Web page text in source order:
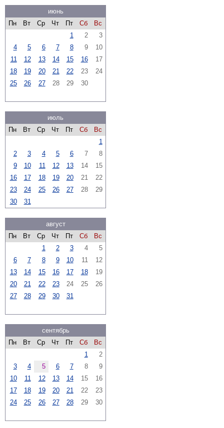
июнь
Пн
Вт Ср Чт Пт Сб
Вс
1
2
3
4
5 6 7 8 9
10
11
12 13 14 15 16
17
18
19 20 21 22 23
24
25
26 27 28 29 30
июль
Пн
Вт Ср Чт Пт Сб
Вс
1
2
3 4 5 6 7
8
9
10 11 12 13 14
15
16
17 18 19 20 21
22
23
24 25 26 27 28
29
30
31
август
Пн
Вт Ср Чт Пт Сб
Вс
1
2 3 4
5
6
7 8 9 10 11
12
13
14 15 16 17 18
19
20
21 22 23 24 25
26
27
28 29 30 31
сентябрь
Пн
Вт Ср Чт Пт Сб
Вс
1
2
3
4 5 6 7 8
9
10
11 12 13 14 15
16
17
18 19 20 21 22
23
24
25 26 27 28 29 30